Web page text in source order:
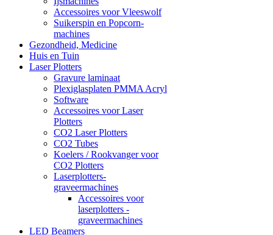
Accessoires voor Vleeswolf
Suikerspin en Popcorn-
machines
Gezondheid, Medicine
Huis en Tuin
Laser Plotters
Gravure laminaat
Plexiglasplaten PMMA Acryl
Software
Accessoires voor Laser
Plotters
CO2 Laser Plotters
CO2 Tubes
Koelers / Rookvanger voor
CO2 Plotters
Laserplotters-
graveermachines
Accessoires voor
laserplotters -
graveermachines
LED Beamers